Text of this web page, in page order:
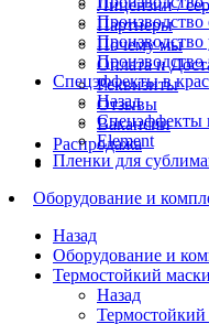
Лицензии /
Партнеры
Почему мы
Оплата и
Реквизиты
Отзывы
Вакансии
Распродажа
Производство
Спецэффекты в
Назад
Спецэффекты
Element
Пленки для
Оборудование и
Назад
Оборудование и
Термостойкий
Назад